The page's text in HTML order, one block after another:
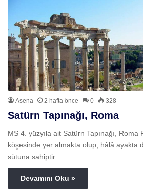
Asena 2 hafta önce 0 328
Satürn Tapınağı, Roma
MS 4. yüzyıla ait Satürn Tapınağı, Roma
köşesinde yer almakta olup, hâlâ ayakta
sütuna sahiptir.…
Devamını Oku »